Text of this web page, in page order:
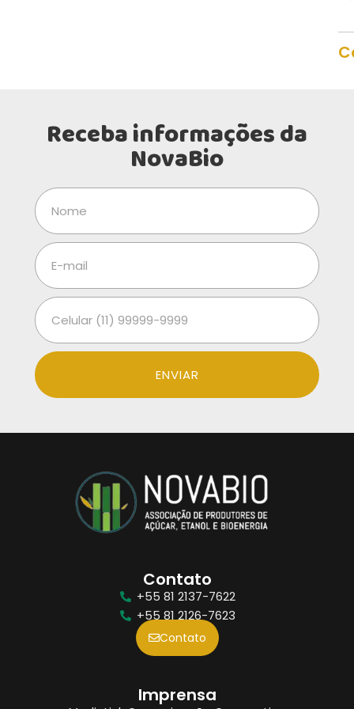
Receba informações da
NovaBio
ENVIAR
Contato
+55 81 2137-7622
+55 81 2126-7623
Contato
Imprensa